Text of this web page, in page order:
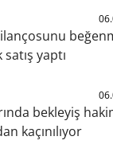
yaptı
bekleyiş
kaçınılıyor